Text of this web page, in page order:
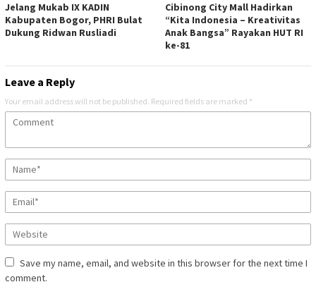
Jelang Mukab IX KADIN
Kabupaten Bogor, PHRI Bulat
Dukung Ridwan Rusliadi
Cibinong City Mall Hadirkan
“Kita Indonesia – Kreativitas
Anak Bangsa” Rayakan HUT RI
ke-81
Leave a Reply
Your email address will not be published. Required fields are marked *
Save my name, email, and website in this browser for the next time I
comment.